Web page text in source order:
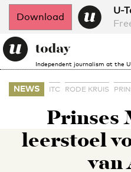
Download
U-
Independent journalism at the
NEWS ITC RODE KRUIS
Prinses
leerstoel
van